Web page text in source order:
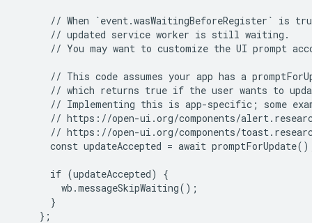
// When `event.wasWaitingBeforeRegister` is
      // updated service worker is still waiting.
// You may want to customize the UI prompt
// This code assumes your app has a
// which returns true if the user wants to
// Implementing this is app-specific; some
// https://open-ui.org/components/
// https://open-ui.org/components/
const updateAccepted = await
      if (updateAccepted) {
        wb.messageSkipWaiting();
      }
    };